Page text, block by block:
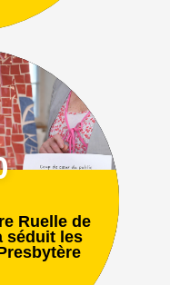
Ruelle de
séduit les